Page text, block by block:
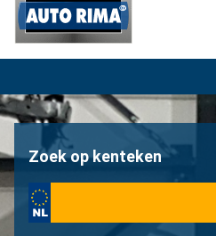
Zoek op kenteken